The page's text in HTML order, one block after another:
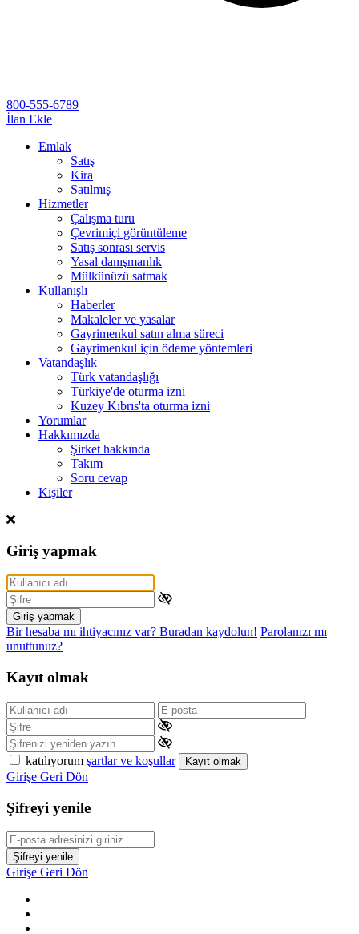
800-555-6789
İlan Ekle
Emlak
Satış
Kira
Satılmış
Hizmetler
Çalışma turu
Çevrimiçi görüntüleme
Satış sonrası servis
Yasal danışmanlık
Mülkünüzü satmak
Kullanışlı
Haberler
Makaleler ve yasalar
Gayrimenkul satın alma süreci
Gayrimenkul için ödeme yöntemleri
Vatandaşlık
Türk vatandaşlığı
Türkiye'de oturma izni
Kuzey Kıbrıs'ta oturma izni
Yorumlar
Hakkımızda
Şirket hakkında
Takım
Soru cevap
Kişiler
Giriş yapmak
Giriş yapmak
Bir hesaba mı ihtiyacınız var? Buradan kaydolun! Parolanızı mı
unuttunuz?
Kayıt olmak
katılıyorum şartlar ve koşullar Kayıt olmak
Girişe Geri Dön
Şifreyi yenile
Şifreyi yenile
Girişe Geri Dön